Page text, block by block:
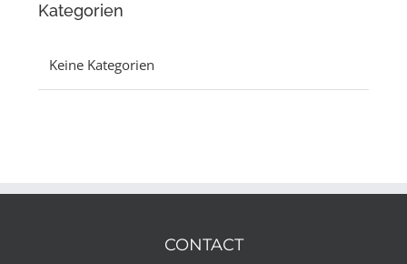
Kategorien
Keine Kategorien
CONTACT